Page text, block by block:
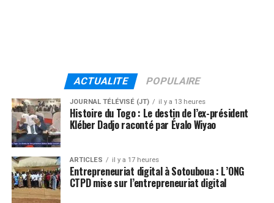
ACTUALITE POPULAIRE
JOURNAL TÉLÉVISÉ (JT) il y a 13 heures
Histoire du Togo : Le destin de l’ex-président
Kléber Dadjo raconté par Évalo Wiyao
ARTICLES il y a 17 heures
Entrepreneuriat digital à Sotouboua : L’ONG
CTPD mise sur l’entrepreneuriat digital